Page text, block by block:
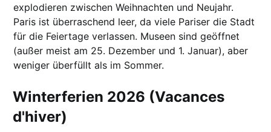
explodieren zwischen Weihnachten und Neujahr.
Paris ist überraschend leer, da viele Pariser die Stadt
für die Feiertage verlassen. Museen sind geöffnet
(außer meist am 25. Dezember und 1. Januar), aber
weniger überfüllt als im Sommer.
Winterferien 2026 (Vacances
d'hiver)